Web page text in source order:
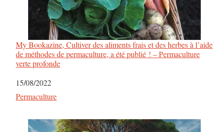
My Bookazine, Cultiver des aliments frais et des herbes à l’aide
de méthodes de permaculture, a été publié ! – Permaculture
verte profonde
Date
15/08/2022
Par rapport à
Permaculture